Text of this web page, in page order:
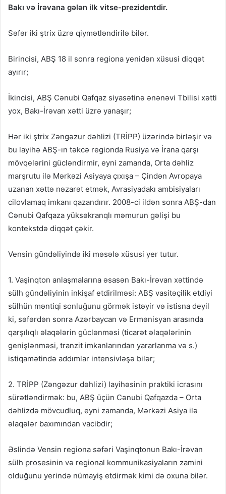
Bakı və İrəvana gələn ilk vitse-prezidentdir.
Səfər iki ştrix üzrə qiymətləndirilə bilər.
Birincisi, ABŞ 18 il sonra regiona yenidən xüsusi diqqət
ayırır;
İkincisi, ABŞ Cənubi Qafqaz siyasətinə ənənəvi Tbilisi xətti
yox, Bakı-İrəvan xətti üzrə yanaşır;
Hər iki ştrix Zəngəzur dəhlizi (TRİPP) üzərində birləşir və
bu layihə ABŞ-ın təkcə regionda Rusiya və İrana qarşı
mövqelərini gücləndirmir, eyni zamanda, Orta dəhliz
marşrutu ilə Mərkəzi Asiyaya çıxışa – Çindən Avropaya
uzanan xəttə nəzarət etmək, Avrasiyadakı ambisiyaları
cilovlamaq imkanı qazandırır. 2008-ci ildən sonra ABŞ-dan
Cənubi Qafqaza yüksəkranqlı məmurun gəlişi bu
kontekstdə diqqət çəkir.
Vensin gündəliyində iki məsələ xüsusi yer tutur.
1. Vaşinqton anlaşmalarına əsasən Bakı-İrəvan xəttində
sülh gündəliyinin inkişaf etdirilməsi: ABŞ vasitəçilik etdiyi
sülhün məntiqi sonluğunu görmək istəyir və istisna deyil
ki, səfərdən sonra Azərbaycan və Ermənisyan arasında
qarşılıqlı əlaqələrin güclənməsi (ticarət əlaqələrinin
genişlənməsi, tranzit imkanlarından yararlanma və s.)
istiqamətində addımlar intensivləşə bilər;
2. TRİPP (Zəngəzur dəhlizi) layihəsinin praktiki icrasını
sürətləndirmək: bu, ABŞ üçün Cənubi Qafqazda – Orta
dəhlizdə mövcudluq, eyni zamanda, Mərkəzi Asiya ilə
əlaqələr baxımından vacibdir;
Əslində Vensin regiona səfəri Vaşinqtonun Bakı-İrəvan
sülh prosesinin və regional kommunikasiyaların zamini
olduğunu yerində nümayiş etdirmək kimi də oxuna bilər.